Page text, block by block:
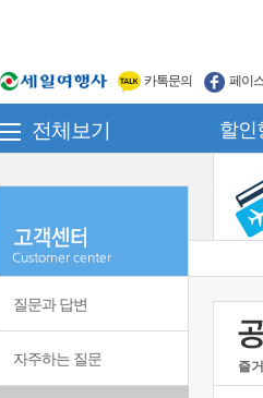
카톡문의 페이
전체보기 할인
질문과 답변
자주하는 질문 즐